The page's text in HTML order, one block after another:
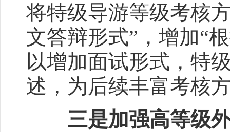
将特级导游等级考核
文答辩形式”，增加“
以增加面试形式，特
述，为后续丰富考核
三是加强高等级